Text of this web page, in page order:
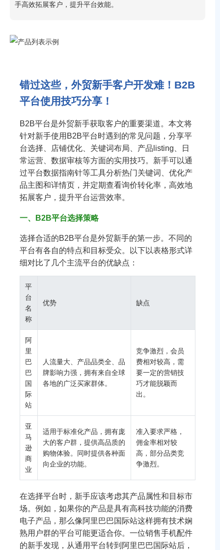
手高效拓展客户，提升平台效能。
错过这些，外贸新手客户开发难！B2B
平台使用技巧分享！
B2B平台是外贸新手获取客户的重要渠道。本文将
针对新手使用B2B平台时遇到的常见问题，分享平
台选择、店铺优化、关键词布局、产品listing、日
常运营、数据审核等方面的实用技巧。新手可以通
过平台数据指南针等工具分析热门关键词、优化产
品主图和详情页，并定期查看询价转化率，高效地
拓展客户，提升平台运营效率。
一、B2B平台选择策略
选择合适的B2B平台是外贸新手的第一步。不同的
平台有各自的特点和目标受众。以下以表格形式详
细对比了几个主流平台的优缺点：
平
台
名
称
优势 缺点
阿
里
巴
巴
国
际
站
人流量大、产品品类全、品
牌影响力强，拥有来自全球
各地的广泛买家群体。
竞争激烈，会员
费相对较高，需
要一定的营销技
巧才能脱颖而
出。
亚
马
逊
商
业
适用于标准化产品，拥有庞
大的客户群，提供高品质的
购物体验。同时提供各种面
向企业的功能。
准入要求严格，
佣金率相对较
高，部分品类竞
争激烈。
在选择平台时，新手应该考虑其产品属性和目标市
场。例如，如果你的产品是具有高科技功能的消费
电子产品，那么像阿里巴巴国际站这样拥有技术娴
熟用户群的平台可能更适合你。一位销售手机配件
的新手发现，从通用平台转到阿里巴巴国际站后，